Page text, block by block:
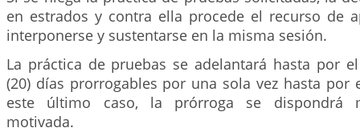
en estrados y contra ella procede el recurso de
interponerse y sustentarse en la misma sesión.
La práctica de pruebas se adelantará hasta por
(20) días prorrogables por una sola vez hasta por
este último caso, la prórroga se dispondrá
motivada.